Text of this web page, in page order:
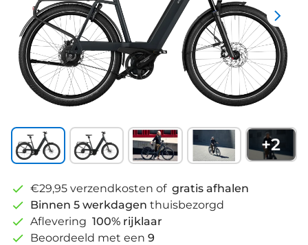
+2
€29,95 verzendkosten of gratis afhalen
Binnen 5 werkdagen thuisbezorgd
Aflevering 100% rijklaar
Beoordeeld met een 9